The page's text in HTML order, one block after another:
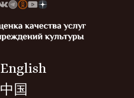
English
中国